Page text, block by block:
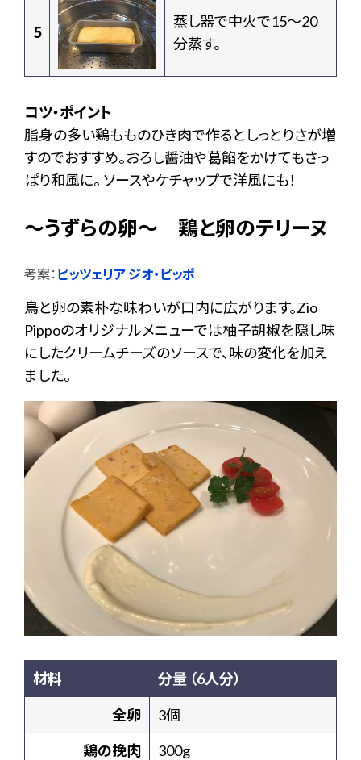
5
蒸し器で中火で15〜20
分蒸す。
コツ・ポイント
脂身の多い鶏もものひき肉で作るとしっとりさが増
すのでおすすめ。おろし醤油や葛餡をかけてもさっ
ぱり和風に。 ソースやケチャップで洋風にも！
～うずらの卵～ 鶏と卵のテリーヌ
考案： ピッツェリア ジオ・ピッポ
鳥と卵の素朴な味わいが口内に広がります。Zio
Pippoのオリジナルメニューでは柚子胡椒を隠し味
にしたクリームチーズのソースで、味の変化を加え
ました。
材料 分量 （6人分）
全卵
3個
鶏の挽肉
300g